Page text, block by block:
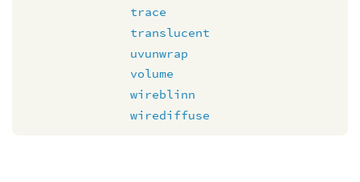
trace
translucent
uvunwrap
volume
wireblinn
wirediffuse